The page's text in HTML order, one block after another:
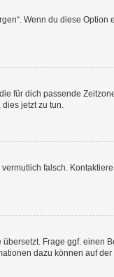
Wenn du diese Option
für dich passende
jetzt zu tun.
falsch.
Frage ggf. einen
dazu können auf der